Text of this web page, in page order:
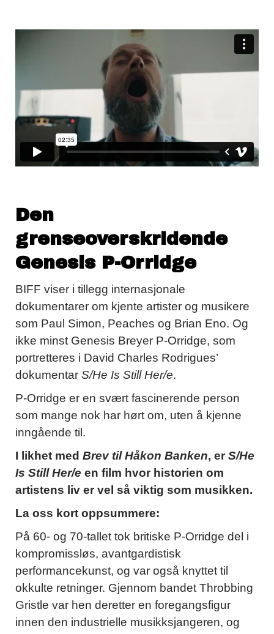
Den
grenseoverskridende
Genesis P-Orridge
BIFF viser i tillegg internasjonale
dokumentarer om kjente artister og musikere
som Paul Simon, Peaches og Brian Eno. Og
ikke minst Genesis Breyer P-Orridge, som
portretteres i David Charles Rodrigues’
dokumentar S/He Is Still Her/e.
P-Orridge er en svært fascinerende person
som mange nok har hørt om, uten å kjenne
inngående til.
I likhet med Brev til Håkon Banken, erS/He
Is Still Her/e en film hvor historien om
artistens liv er vel så viktig som musikken.
La oss kort oppsummere:
På 60- og 70-tallet tok britiske P-Orridge del i
kompromissløs, avantgardistisk
performancekunst, og var også knyttet til
okkulte retninger. Gjennom bandet Throbbing
Gristle var hen deretter en foregangsfigur
innen den industrielle musikksjangeren, og